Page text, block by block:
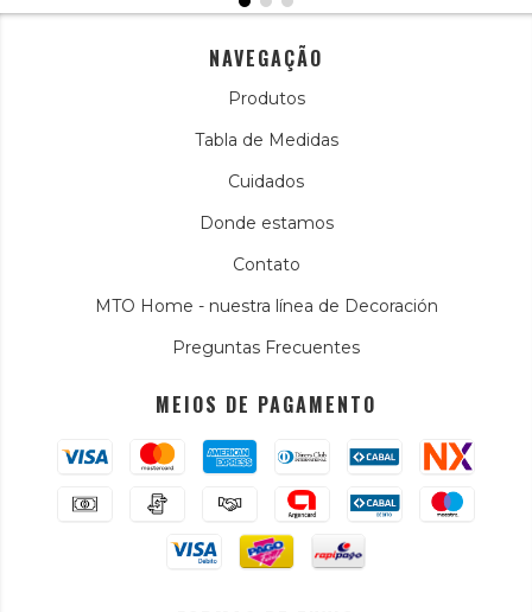
NAVEGAÇÃO
Produtos
Tabla de Medidas
Cuidados
Donde estamos
Contato
MTO Home - nuestra línea de Decoración
Preguntas Frecuentes
MEIOS DE PAGAMENTO